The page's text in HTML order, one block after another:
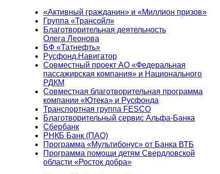
«Активный гражданин» и «Миллион призов»
Группа «Трансойл»
Благотворительная деятельность
Олега Леонова
БФ «Татнефть»
Русфонд.Навигатор
Совместный проект АО «Федеральная
пассажирская компания» и Национального
РДКМ
Совместная благотворительная программа
компании «Ютека» и Русфонда
Транспортная группа FESCO
Благотворительный сервис Альфа-Банка
Сбербанк
РНКБ Банк (ПАО)
Программа «Мультибонус» от Банка ВТБ
Программа помощи детям Свердловской
области «Росток добра»